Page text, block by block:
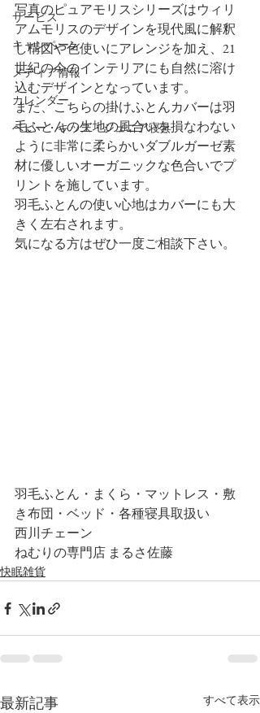
サービス
キャンペーン
メディア情報
カレンダー
ベビー・キッズ・ジュニア寝具
写真のピュアモリスシリーズはウィリ
アムモリスのデザインを現代風に解釈
し構図や色使いにアレンジを加え、21
世紀の今のインテリアにも自然に溶け
込むデザインとなっています。
また、こちらの掛けふとんカバーは羽
毛ふとんの生地の風合いを損なわない
ように非常に柔らかいダブルガーゼ素
材に優しいオーガニックな色合いでプ
リントを施しています。
羽毛ふとんの使い心地はカバーにも大
きく左右されます。
気になる方はぜひ一度ご相談下さい。
羽毛ふとん・まくら・マットレス・敷
き布団・ベッド・各種寝具取扱い
西川チェーン
ねむりの専門店 まるさ佐藤
快眠雑貨
最新記事 すべて表示